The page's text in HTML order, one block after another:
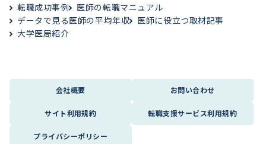
転職成功事例
医師の転職マニュアル
データで見る医師の平均年収
医師に役立つ取材記事
大学医局紹介
会社概要 お問い合わせ
サイト利用規約 転職支援サービス利用規約
プライバシーポリシー